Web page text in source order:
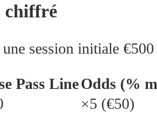
chiffré
une session initiale
Pass LineOdds (%
×5 (€50)